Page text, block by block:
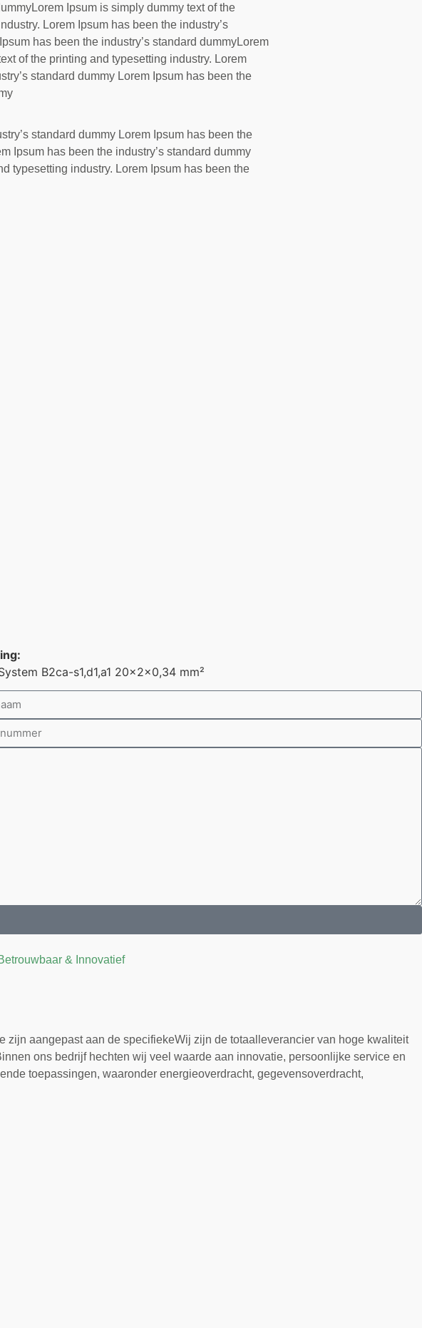
Ipsum is simply dummy text of the
Lorem Ipsum has been the industry’s
has been the industry’s standard dummyLorem
of the printing and typesetting industry. Lorem
standard dummy Lorem Ipsum has been the
standard dummy Lorem Ipsum has been the
Ipsum has been the industry’s standard dummy
typesetting industry. Lorem Ipsum has been the
B2ca-s1,d1,a1 20x2x0,34 mm²
& Innovatief
aangepast aan de specifiekeWij zijn de totaalleverancier van hoge kwaliteit
ons bedrijf hechten wij veel waarde aan innovatie, persoonlijke service en
toepassingen, waaronder energieoverdracht, gegevensoverdracht,